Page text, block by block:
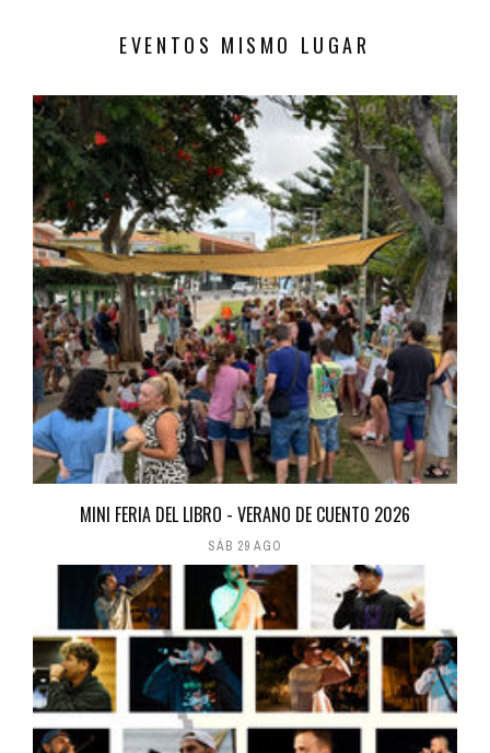
EVENTOS MISMO LUGAR
MINI FERIA DEL LIBRO - VERANO DE CUENTO 2026
SÁB 29 AGO